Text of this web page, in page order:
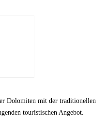
Dolomiten mit der traditionellen
touristischen Angebot.